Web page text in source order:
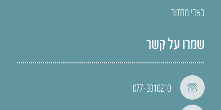
כאבי מחזור
שמרו על קשר
077-3310210